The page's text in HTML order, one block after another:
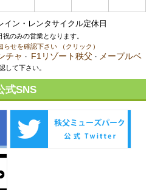
イン・レンタサイクル定休日
のみの営業となります。
らせを確認下さい （クリック）
チャ ・ F1リゾート秩父 ・ メープルベ
して下さい。
式SNS